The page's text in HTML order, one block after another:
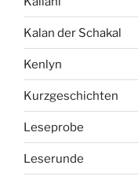
Kalan der Schakal
Kenlyn
Kurzgeschichten
Leseprobe
Leserunde